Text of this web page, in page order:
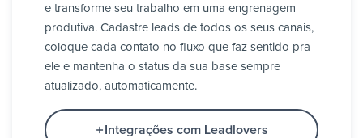
e transforme seu trabalho em uma engrenagem
produtiva. Cadastre leads de todos os seus canais,
coloque cada contato no fluxo que faz sentido pra
ele e mantenha o status da sua base sempre
atualizado, automaticamente.
Integrações com Leadlovers